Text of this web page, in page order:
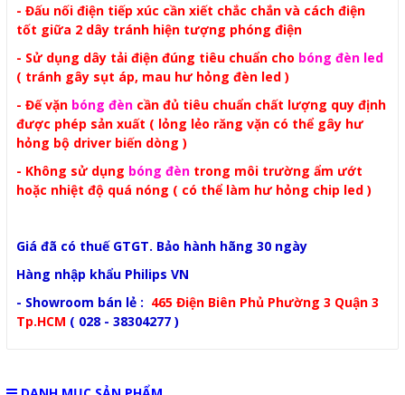
- Đấu nối điện tiếp xúc cần xiết chắc chắn và cách điện
tốt giữa 2 dây tránh hiện tượng phóng điện
- Sử dụng dây tải điện đúng tiêu chuẩn cho bóng đèn led
( tránh gây sụt áp, mau hư hỏng đèn led )
- Đế vặn bóng đèn cần đủ tiêu chuẩn chất lượng quy định
được phép sản xuất ( lỏng lẻo răng vặn có thể gây hư
hỏng bộ driver biến dòng )
- Không sử dụng bóng đèn trong môi trường ẩm ướt
hoặc nhiệt độ quá nóng ( có thể làm hư hỏng chip led )
Giá đã có thuế GTGT. Bảo hành hãng 30 ngày
Hàng nhập khẩu Philips VN
- Showroom bán lẻ : 465 Điện Biên Phủ Phường 3 Quận 3
Tp.HCM ( 028 - 38304277 )